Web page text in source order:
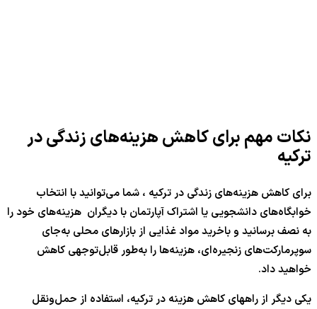
نکات مهم برای کاهش هزینه‌های زندگی در
ترکیه
برای کاهش هزینه‌های زندگی در ترکیه ، شما می‌توانید با انتخاب
خوابگاه‌های دانشجویی یا اشتراک آپارتمان با دیگران هزینه‌های خود را
به نصف برسانید و باخرید مواد غذایی از بازارهای محلی به‌جای
سوپرمارکت‌های زنجیره‌ای، هزینه‌ها را به‌طور قابل‌توجهی کاهش
خواهید داد.
یکی دیگر از راههای کاهش هزینه در ترکیه، استفاده از حمل‌ونقل